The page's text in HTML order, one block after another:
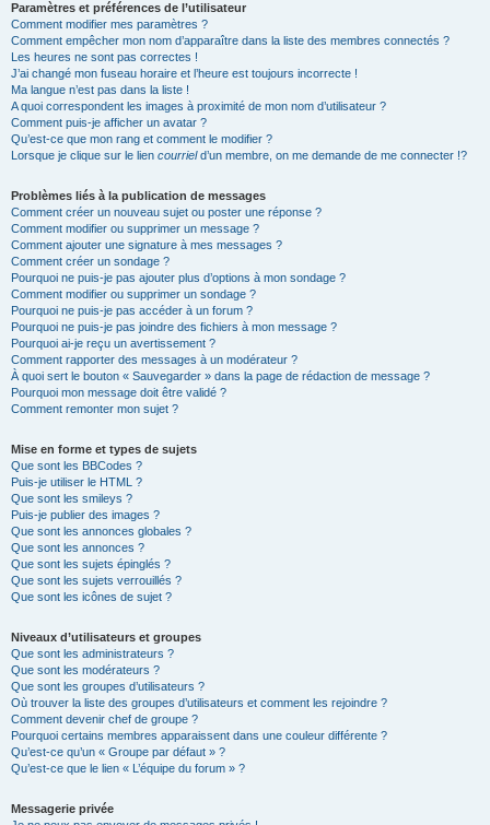
Paramètres et préférences de l’utilisateur
Comment modifier mes paramètres ?
Comment empêcher mon nom d’apparaître dans la liste des membres connectés ?
Les heures ne sont pas correctes !
J’ai changé mon fuseau horaire et l’heure est toujours incorrecte !
Ma langue n’est pas dans la liste !
A quoi correspondent les images à proximité de mon nom d’utilisateur ?
Comment puis-je afficher un avatar ?
Qu’est-ce que mon rang et comment le modifier ?
Lorsque je clique sur le lien courrield’un membre, on me demande de me connecter !?
Problèmes liés à la publication de messages
Comment créer un nouveau sujet ou poster une réponse ?
Comment modifier ou supprimer un message ?
Comment ajouter une signature à mes messages ?
Comment créer un sondage ?
Pourquoi ne puis-je pas ajouter plus d’options à mon sondage ?
Comment modifier ou supprimer un sondage ?
Pourquoi ne puis-je pas accéder à un forum ?
Pourquoi ne puis-je pas joindre des fichiers à mon message ?
Pourquoi ai-je reçu un avertissement ?
Comment rapporter des messages à un modérateur ?
À quoi sert le bouton « Sauvegarder » dans la page de rédaction de message ?
Pourquoi mon message doit être validé ?
Comment remonter mon sujet ?
Mise en forme et types de sujets
Que sont les BBCodes ?
Puis-je utiliser le HTML ?
Que sont les smileys ?
Puis-je publier des images ?
Que sont les annonces globales ?
Que sont les annonces ?
Que sont les sujets épinglés ?
Que sont les sujets verrouillés ?
Que sont les icônes de sujet ?
Niveaux d’utilisateurs et groupes
Que sont les administrateurs ?
Que sont les modérateurs ?
Que sont les groupes d’utilisateurs ?
Où trouver la liste des groupes d’utilisateurs et comment les rejoindre ?
Comment devenir chef de groupe ?
Pourquoi certains membres apparaissent dans une couleur différente ?
Qu’est-ce qu’un « Groupe par défaut » ?
Qu’est-ce que le lien « L’équipe du forum » ?
Messagerie privée